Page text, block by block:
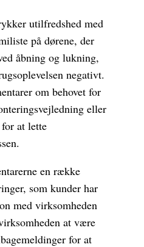
utilfredshed med
på dørene, der
åbning og lukning,
negativt.
om behovet for
eller
at lette
en række
som kunder har
med virksomheden
at være
for at